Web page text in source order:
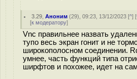
3.29 ,Аноним (29), 09:23, 13/12/2023 [^] [
[к модератору]
Vnc правильнее назвать
тупо весь экран гонит и не
широкополосном соединении.
умнее, часть функций типа
ширфтов и похожее, идет на